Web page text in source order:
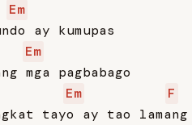
Em
ay kumupas
Em
mga pagbabago
Em
F
tayo ay tao lamang